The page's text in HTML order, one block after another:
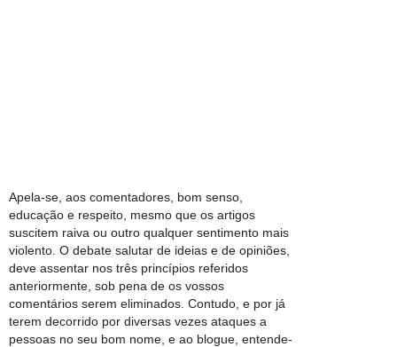
Apela-se, aos comentadores, bom senso,
educação e respeito, mesmo que os artigos
suscitem raiva ou outro qualquer sentimento mais
violento. O debate salutar de ideias e de opiniões,
deve assentar nos três princípios referidos
anteriormente, sob pena de os vossos
comentários serem eliminados. Contudo, e por já
terem decorrido por diversas vezes ataques a
pessoas no seu bom nome, e ao blogue, entende-